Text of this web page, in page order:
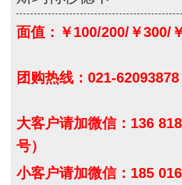
面值：￥100/200/￥300/
团购热线：021-62093878
大客户请加微信：136
号）
小客户请加微信：185